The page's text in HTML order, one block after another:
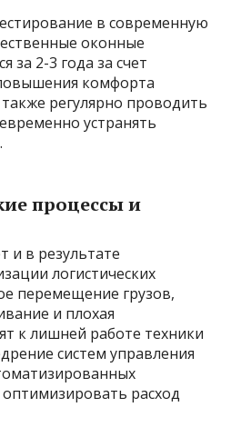
в современную
оконные
за 2-3 года за счет
комфорта
регулярно проводить
устранять
процессы и
и в результате
логистических
перемещение грузов,
и плохая
к лишней работе техники
систем управления
расход